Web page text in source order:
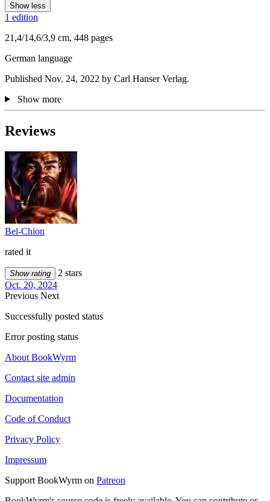
Show less
1 edition
21,4/14,6/3,9 cm, 448 pages
German language
Published Nov. 24, 2022 by Carl Hanser Verlag.
Show more
Reviews
Bel-Chion
rated it
Show rating
2 stars
Oct. 20, 2024
Previous Next
Successfully posted status
Error posting status
About BookWyrm
Contact site admin
Documentation
Code of Conduct
Privacy Policy
Impressum
Support BookWyrm on Patreon